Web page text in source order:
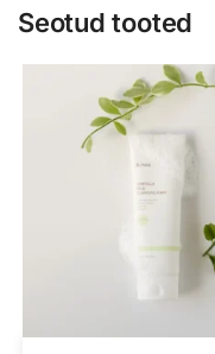
Seotud tooted